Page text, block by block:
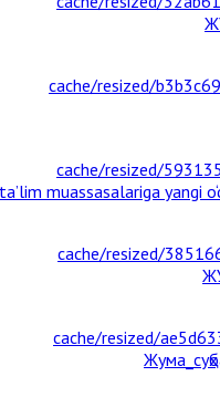
muassasalariga yangi